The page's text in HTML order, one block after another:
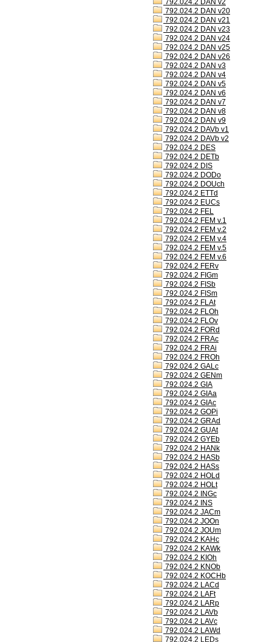
792.024.2 DAN v2
792.024.2 DAN v20
792.024.2 DAN v21
792.024.2 DAN v23
792.024.2 DAN v24
792.024.2 DAN v25
792.024.2 DAN v26
792.024.2 DAN v3
792.024.2 DAN v4
792.024.2 DAN v5
792.024.2 DAN v6
792.024.2 DAN v7
792.024.2 DAN v8
792.024.2 DAN v9
792.024.2 DAVb v1
792.024.2 DAVb v2
792.024.2 DES
792.024.2 DETb
792.024.2 DIS
792.024.2 DODo
792.024.2 DOUch
792.024.2 ETTd
792.024.2 EUCs
792.024.2 FEL
792.024.2 FEM v.1
792.024.2 FEM v.2
792.024.2 FEM v.4
792.024.2 FEM v.5
792.024.2 FEM v.6
792.024.2 FERv
792.024.2 FIGm
792.024.2 FISb
792.024.2 FISm
792.024.2 FLAt
792.024.2 FLOh
792.024.2 FLOv
792.024.2 FORd
792.024.2 FRAc
792.024.2 FRAi
792.024.2 FROh
792.024.2 GALc
792.024.2 GENm
792.024.2 GIA
792.024.2 GIAa
792.024.2 GIAc
792.024.2 GOPi
792.024.2 GRAd
792.024.2 GUAt
792.024.2 GYEb
792.024.2 HANk
792.024.2 HASb
792.024.2 HASs
792.024.2 HOLd
792.024.2 HOLt
792.024.2 INGc
792.024.2 INS
792.024.2 JACm
792.024.2 JOOn
792.024.2 JOUm
792.024.2 KAHc
792.024.2 KAWk
792.024.2 KIOh
792.024.2 KNOb
792.024.2 KOCHb
792.024.2 LACd
792.024.2 LAFt
792.024.2 LARp
792.024.2 LAVb
792.024.2 LAVc
792.024.2 LAWd
792.024.2 LEDs